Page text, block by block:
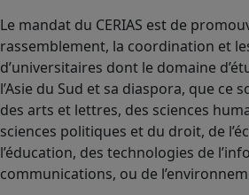
Le mandat du CERIAS est de
rassemblement, la coordination et
d’universitaires dont le domaine
l’Asie du Sud et sa diaspora, que ce
des arts et lettres, des sciences
sciences politiques et du droit, de
l’éducation, des technologies de
communications, ou de